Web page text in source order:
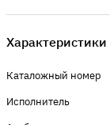
Характеристики
Каталожный номер
Исполнитель